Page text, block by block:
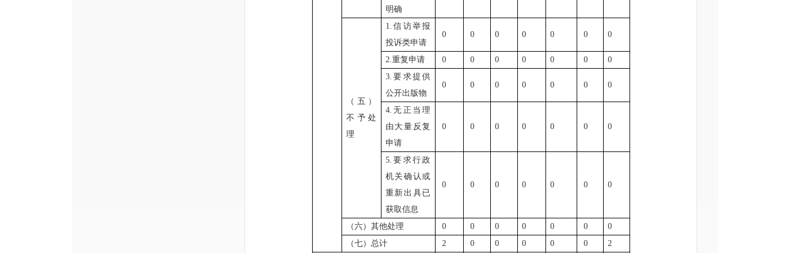
明确
（五）
不予处
理
1. 信访举报
投诉类申请
0 0 0 0 0 0 0
2.重复申请 0 0 0 0 0 0
0
3. 要求提供
公开出版物
0 0 0 0 0 0 0
4. 无正当理
由大量反复
申请
0 0 0 0 0 0 0
5. 要求行政
机关确认或
重新出具已
获取信息
0 0 0 0 0 0 0
（六）其他处理 0 0 0 0 0 0
0
（七）总计
2 0 0 0 0 0
2